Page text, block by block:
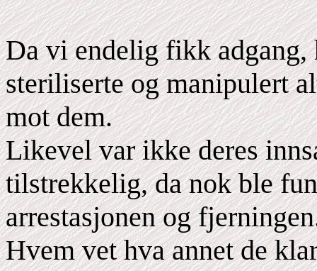
Da vi endelig fikk adgang,
steriliserte og manipulert
mot dem.
Likevel var ikke deres
tilstrekkelig, da nok ble
arrestasjonen og
Hvem vet hva annet de